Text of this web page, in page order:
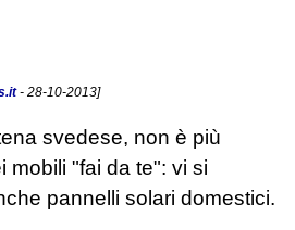
- 28-10-2013]
svedese, non è più
mobili "fai da te": vi si
pannelli solari domestici.